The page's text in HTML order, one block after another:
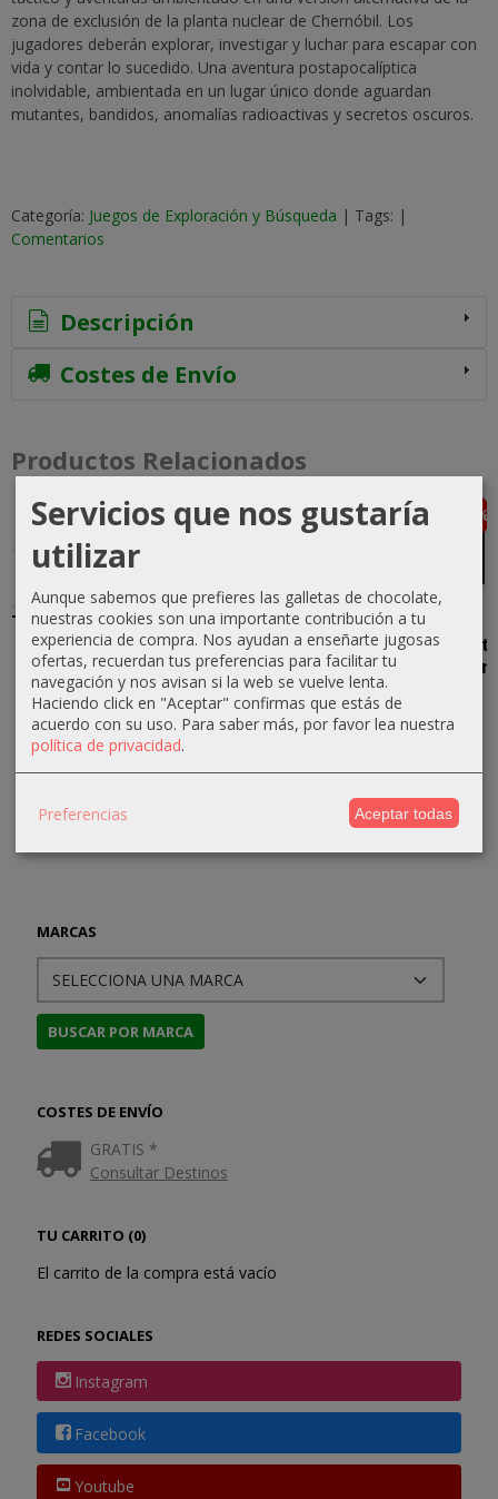
MARCAS
COSTES DE ENVÍO
GRATIS *
Consultar Destinos
TU CARRITO (0)
El carrito de la compra está vacío
REDES SOCIALES
Instagram
Facebook
Youtube
zona de exclusión de la planta nuclear de Chernóbil. Los
jugadores deberán explorar, investigar y luchar para escapar con
vida y contar lo sucedido. Una aventura postapocalíptica
inolvidable, ambientada en un lugar único donde aguardan
mutantes, bandidos, anomalías radioactivas y secretos oscuros.
Categoría: Juegos de Exploración y Búsqueda | Tags: |
Comentarios
Descripción
Costes de Envío
Productos Relacionados
Agotado-10 %
The Witcher:
El Viejo
Mundo
89,96 €
99,95 €
Agotado-5 %
Betrayal: La
Casa de la
Colina 3ª...
47,88 €
50,40 €
-40 %
Posthuman
Saga: El
Camino a
Casa
24,00 €
Agotado -25 %
Deluxe
Components
Posthuman
22,50 €
Servicios que nos gustaría
utilizar
Aunque sabemos que prefieres las galletas de chocolate,
nuestras cookies son una importante contribución a tu
experiencia de compra. Nos ayudan a enseñarte jugosas
ofertas, recuerdan tus preferencias para facilitar tu
navegación y nos avisan si la web se vuelve lenta.
Haciendo click en "Aceptar" confirmas que estás de
acuerdo con su uso. Para saber más, por favor lea nuestra
política de privacidad.
Preferencias Aceptar todas